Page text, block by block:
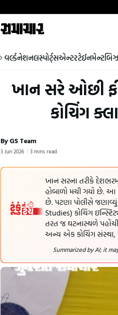
વર્લ્ડનેશનલસ્પોર્ટ્સએન્ટરટેઈનમેન્ટ
ખાન સરે ઓછી
કોચિંગ
By GS Team
3 Jun 2026 3 mins read
ખાન સરના તરીકે
હોબાળો મચી ગયો છે. આ
છે. પટણા પોલીસે
Studies) કોચિંગ
તરત જ ઘટનાસ્થળે
અન્ય એક કોચિંગ સંસ્થા,
Summarized by AI; it